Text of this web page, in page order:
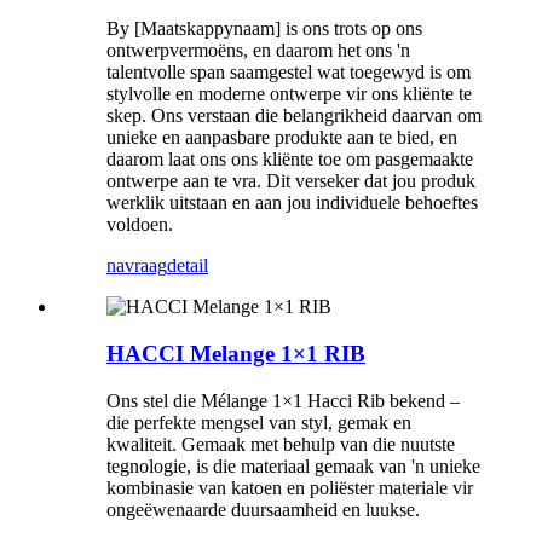
By [Maatskappynaam] is ons trots op ons
ontwerpvermoëns, en daarom het ons 'n
talentvolle span saamgestel wat toegewyd is om
stylvolle en moderne ontwerpe vir ons kliënte te
skep. Ons verstaan ​​die belangrikheid daarvan om
unieke en aanpasbare produkte aan te bied, en
daarom laat ons ons kliënte toe om pasgemaakte
ontwerpe aan te vra. Dit verseker dat jou produk
werklik uitstaan ​​en aan jou individuele behoeftes
voldoen.
navraagdetail
HACCI Melange 1×1 RIB
Ons stel die Mélange 1×1 Hacci Rib bekend –
die perfekte mengsel van styl, gemak en
kwaliteit. Gemaak met behulp van die nuutste
tegnologie, is die materiaal gemaak van 'n unieke
kombinasie van katoen en poliëster materiale vir
ongeëwenaarde duursaamheid en luukse.